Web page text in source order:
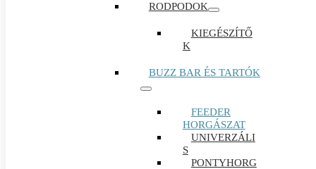
RODPODOK
KIEGÉSZÍTŐ
K
BUZZ BAR ÉS TARTÓK
FEEDER
HORGÁSZAT
UNIVERZÁLI
S
PONTYHORG